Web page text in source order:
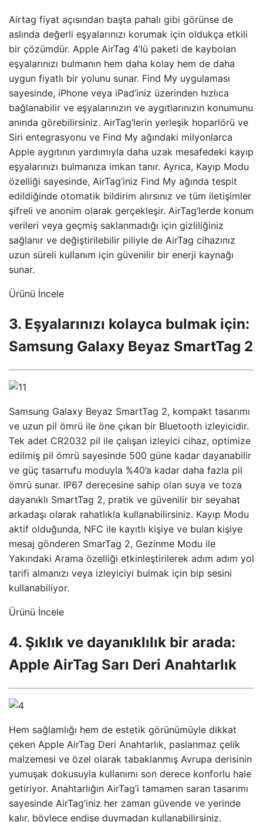
Airtag fiyat açısından başta pahalı gibi görünse de
aslında değerli eşyalarınızı korumak için oldukça etkili
bir çözümdür. Apple AirTag 4’lü paketi de kaybolan
eşyalarınızı bulmanın hem daha kolay hem de daha
uygun fiyatlı bir yolunu sunar. Find My uygulaması
sayesinde, iPhone veya iPad’iniz üzerinden hızlıca
bağlanabilir ve eşyalarınızın ve aygıtlarınızın konumunu
anında görebilirsiniz. AirTag’lerin yerleşik hoparlörü ve
Siri entegrasyonu ve Find My ağındaki milyonlarca
Apple aygıtının yardımıyla daha uzak mesafedeki kayıp
eşyalarınızı bulmanıza imkan tanır. Ayrıca, Kayıp Modu
özelliği sayesinde, AirTag’iniz Find My ağında tespit
edildiğinde otomatik bildirim alırsınız ve tüm iletişimler
şifreli ve anonim olarak gerçekleşir. AirTag’lerde konum
verileri veya geçmiş saklanmadığı için gizliliğiniz
sağlanır ve değiştirilebilir piliyle de AirTag cihazınız
uzun süreli kullanım için güvenilir bir enerji kaynağı
sunar.
Ürünü İncele
3. Eşyalarınızı kolayca bulmak için:
Samsung Galaxy Beyaz SmartTag 2
Samsung Galaxy Beyaz SmartTag 2, kompakt tasarımı
ve uzun pil ömrü ile öne çıkan bir Bluetooth izleyicidir.
Tek adet CR2032 pil ile çalışan izleyici cihaz, optimize
edilmiş pil ömrü sayesinde 500 güne kadar dayanabilir
ve güç tasarrufu moduyla %40’a kadar daha fazla pil
ömrü sunar. IP67 derecesine sahip olan suya ve toza
dayanıklı SmartTag 2, pratik ve güvenilir bir seyahat
arkadaşı olarak rahatlıkla kullanabilirsiniz. Kayıp Modu
aktif olduğunda, NFC ile kayıtlı kişiye ve bulan kişiye
mesaj gönderen SmarTag 2, Gezinme Modu ile
Yakındaki Arama özelliği etkinleştirilerek adım adım yol
tarifi almanızı veya izleyiciyi bulmak için bip sesini
kullanabiliyor.
Ürünü İncele
4. Şıklık ve dayanıklılık bir arada:
Apple AirTag Sarı Deri Anahtarlık
Hem sağlamlığı hem de estetik görünümüyle dikkat
çeken Apple AirTag Deri Anahtarlık, paslanmaz çelik
malzemesi ve özel olarak tabaklanmış Avrupa derisinin
yumuşak dokusuyla kullanımı son derece konforlu hale
getiriyor. Anahtarlığın AirTag’i tamamen saran tasarımı
sayesinde AirTag’iniz her zaman güvende ve yerinde
kalır, böylece endişe duymadan kullanabilirsiniz.